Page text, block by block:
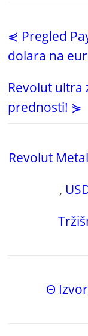
⋞ Pregled
dolara na
Revolut ultra
prednosti! ⋟
Revolut
,
Θ